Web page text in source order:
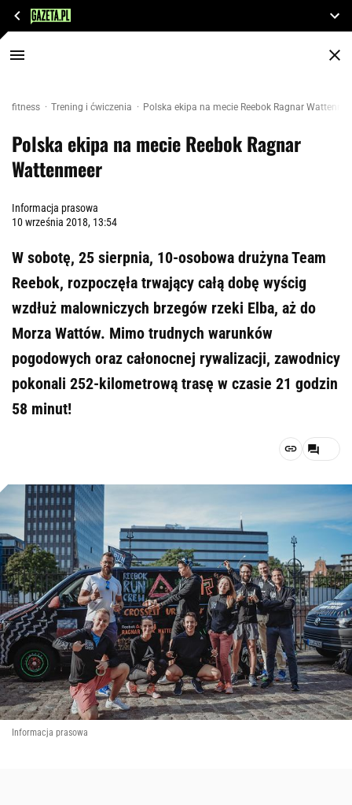
fitness Trening i ćwiczenia Polska ekipa na mecie Reebok Ragnar
Polska ekipa na mecie Reebok Ragnar
Wattenmeer
Informacja prasowa
10 września 2018, 13:54
W sobotę, 25 sierpnia, 10-osobowa drużyna Team
Reebok, rozpoczęła trwający całą dobę wyścig
wzdłuż malowniczych brzegów rzeki Elba, aż do
Morza Wattów. Mimo trudnych warunków
pogodowych oraz całonocnej rywalizacji, zawodnicy
pokonali 252-kilometrową trasę w czasie 21 godzin
58 minut!
Informacja prasowa